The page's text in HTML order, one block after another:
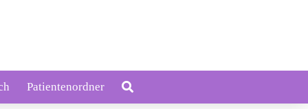
Patientenordner